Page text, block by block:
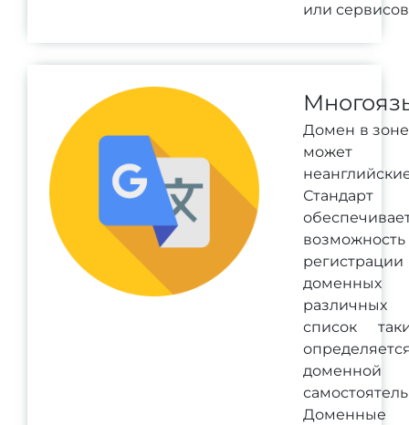
или
Домен в зоне
может
возможность
список
доменной